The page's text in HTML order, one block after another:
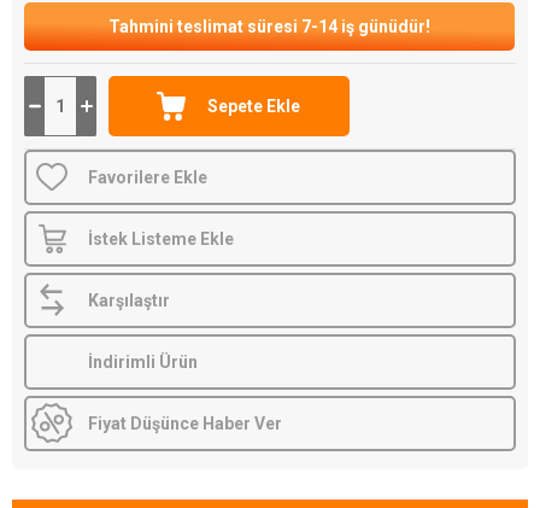
Tahmini teslimat süresi 7-14 iş günüdür!
Favorilere Ekle
İstek Listeme Ekle
Karşılaştır
İndirimli Ürün
Fiyat Düşünce Haber Ver